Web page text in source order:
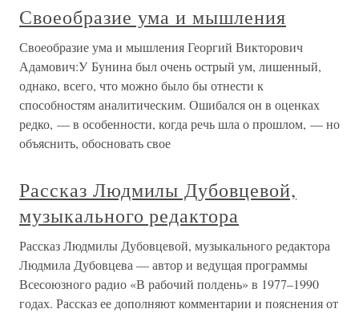
Своеобразие ума и мышления
Своеобразие ума и мышления Георгий Викторович
Адамович:У Бунина был очень острый ум, лишенный,
однако, всего, что можно было бы отнести к
способностям аналитическим. Ошибался он в оценках
редко, — в особенности, когда речь шла о прошлом, — но
объяснить, обосновать свое
Рассказ Людмилы Дубовцевой,
музыкального редактора
Рассказ Людмилы Дубовцевой, музыкального редактора
Людмила Дубовцева — автор и ведущая программы
Всесоюзного радио «В рабочий полдень» в 1977–1990
годах. Рассказ ее дополняют комментарии и пояснения от